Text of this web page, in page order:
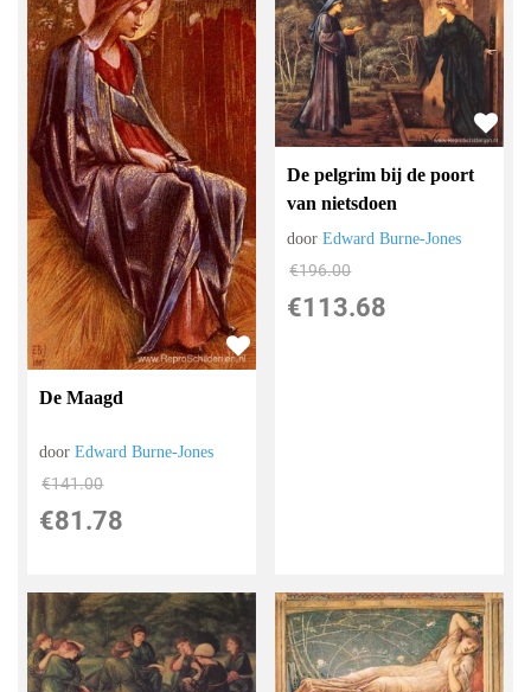
De Maagd
doorEdward Burne-Jones
€141.00
€81.78
De pelgrim bij de poort
van nietsdoen
doorEdward Burne-Jones
€196.00
€113.68